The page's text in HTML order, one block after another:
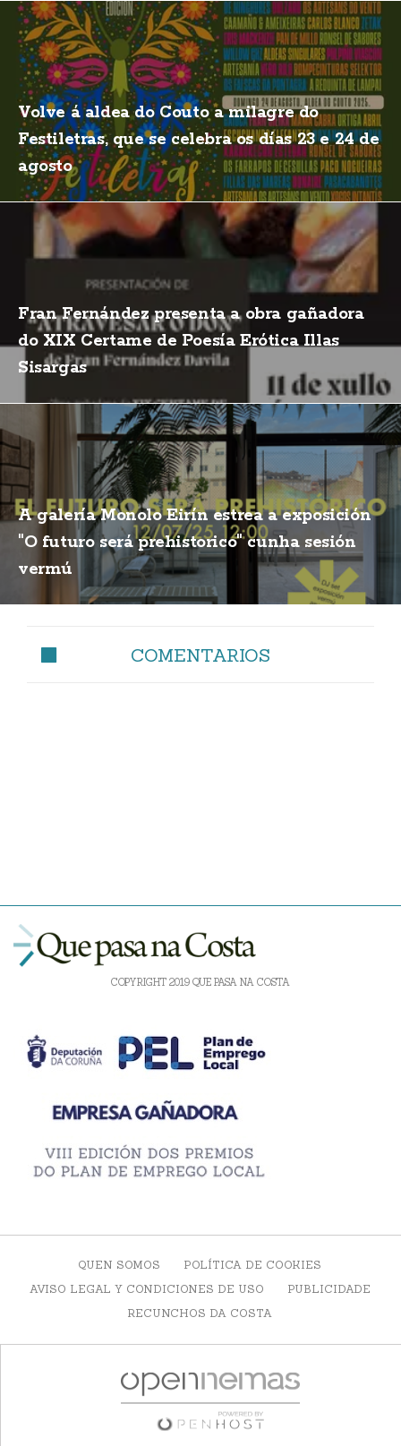
Volve á aldea do Couto a milagre do
Festiletras, que se celebra os días 23 e 24 de
agosto
Fran Fernández presenta a obra gañadora
do XIX Certame de Poesía Erótica Illas
Sisargas
A galería Monolo Eirín estrea a exposición
"O futuro será prehistorico" cunha sesión
vermú
COMENTARIOS
COPYRIGHT 2019 QUE PASA NA COSTA
QUEN SOMOS
POLÍTICA DE COOKIES
AVISO LEGAL Y CONDICIONES DE USO
PUBLICIDADE
RECUNCHOS DA COSTA